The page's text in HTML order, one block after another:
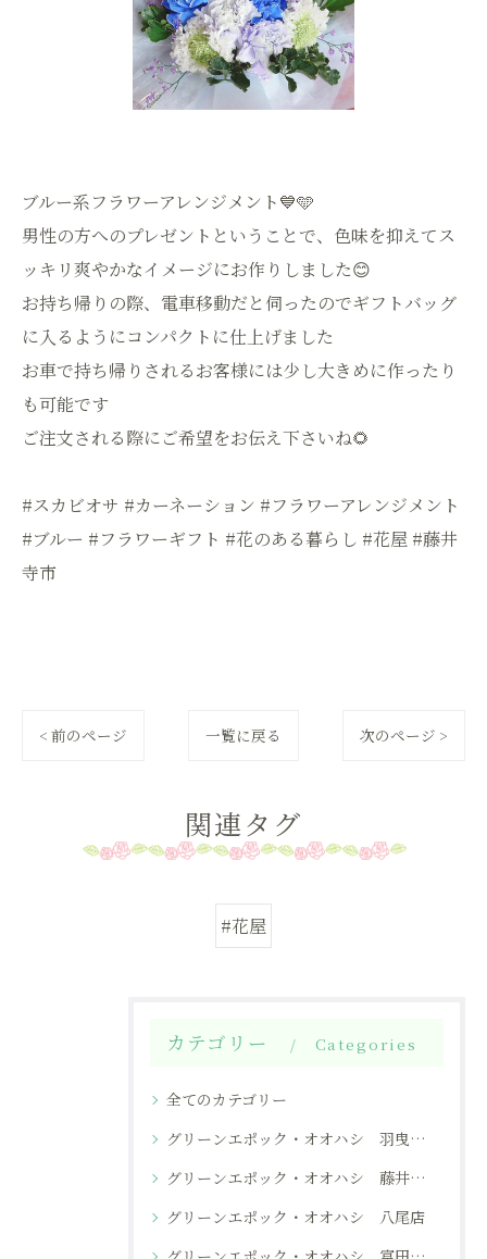
ブルー系フラワーアレンジメント💙🩵
男性の方へのプレゼントということで、色味を抑えてス
ッキリ爽やかなイメージにお作りしました😊
お持ち帰りの際、電車移動だと伺ったのでギフトバッグ
に入るようにコンパクトに仕上げました
お車で持ち帰りされるお客様には少し大きめに作ったり
も可能です
ご注文される際にご希望をお伝え下さいね🌻
#スカビオサ #カーネーション #フラワーアレンジメント
#ブルー #フラワーギフト #花のある暮らし #花屋 #藤井
寺市
< 前のページ 一覧に戻る 次のページ >
関連タグ
#花屋
カテゴリー Categories
全てのカテゴリー
グリーンエポック・オオハシ 羽曳野本店
グリーンエポック・オオハシ 藤井寺店
グリーンエポック・オオハシ 八尾店